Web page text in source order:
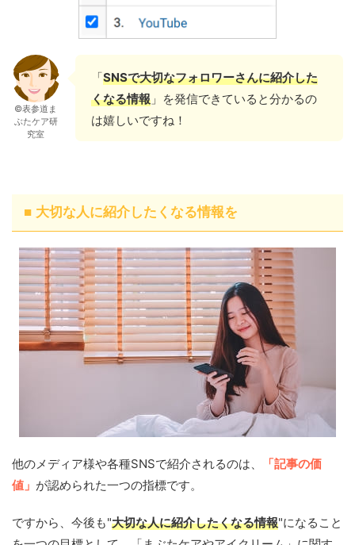
©表参道ま
ぶたケア研
究室
「SNSで大切なフォロワーさんに紹介した
くなる情報 」を発信できていると分かるの
は嬉しいですね！
■ 大切な人に紹介したくなる情報を
他のメディア様や各種SNSで紹介されるのは、
「記事の価
値」 が認められた一つの指標です。
ですから、今後も"大切な人に紹介したくなる情報"になること